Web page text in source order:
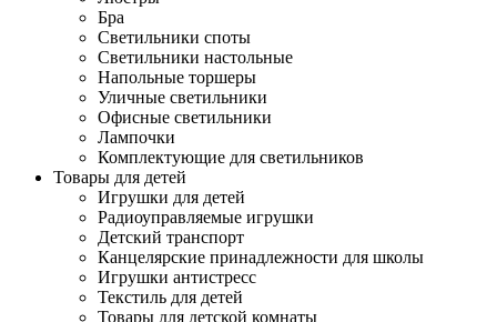
Бра
Светильники споты
Светильники настольные
Напольные торшеры
Уличные светильники
Офисные светильники
Лампочки
Комплектующие для светильников
Товары для детей
Игрушки для детей
Радиоуправляемые игрушки
Детский транспорт
Канцелярские принадлежности для школы
Игрушки антистресс
Текстиль для детей
Товары для детской комнаты